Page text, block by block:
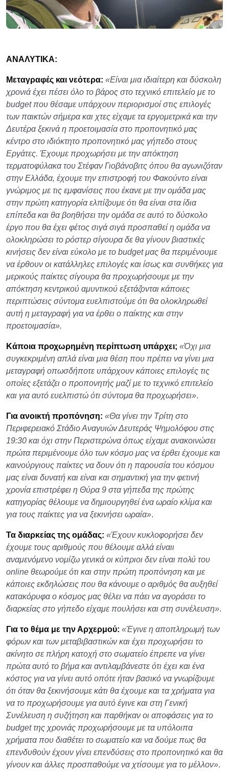
ΑΝΑΛΥΤΙΚΑ:
Μεταγραφές και νεότερα: «Είναι μια ιδιαίτερη και δύσκολη
χρονιά έχει πέσει όλο το βάρος στο τεχνικό επιτελείο με το
budget που θέσαμε υπάρχουν περιορισμοί στις επιλογές
των παικτών σήμερα και χτες είχαμε τα εργομετρικά και την
Δευτέρα ξεκινά η προετοιμασία στο προπονητικό μας
κέντρο στο ιδιόκτητο προπονητικό μας γήπεδο στους
Εργάτες. Έχουμε προχωρήσει με την απόκτηση
τερματοφύλακα του Στέφαν Γιοβάνοβιτς όπου θα αγωνιζόταν
στην Ελλάδα, έχουμε την επιστροφή του Φακούντο είναι
γνώριμος με τις εμφανίσεις που έκανε με την ομάδα μας
στην πρώτη κατηγορία ελπίζουμε ότι θα είναι στα ίδια
επίπεδα και θα βοηθήσει την ομάδα σε αυτό το δύσκολο
έργο που θα έχει φέτος σιγά σιγά προσπαθεί η ομάδα να
ολοκληρώσει το ρόστερ σίγουρα δε θα γίνουν βιαστικές
κινήσεις δεν είναι εύκολο με το budget μας θα περιμένουμε
να έρθουν οι κατάλληλες επιλογές και ίσως και συνθήκες για
μερικούς παίκτες σίγουρα θα προχωρήσουμε με την
απόκτηση κεντρικού αμυντικού εξετάζονται κάποιες
περιπτώσεις σύντομα ευελπιστούμε ότι θα ολοκληρωθεί
αυτή η μεταγραφή για να έρθει ο παίκτης και στην
προετοιμασία».
Κάποια προχωρημένη περίπτωση υπάρχει; «Όχι μια
συγκεκριμένη απλά είναι μια θέση που πρέπει να γίνει μια
μεταγραφή οπωσδήποτε υπάρχουν κάποιες επιλογές τις
οποίες εξετάζει ο προπονητής μαζί με το τεχνικό επιτελείο
και για αυτό ευελπιστώ ότι σύντομα θα προχωρήσει».
Για ανοικτή προπόνηση: «Θα γίνει την Τρίτη στο
Περιφερειακό Στάδιο Αναγυιών Δευτεράς Ψημολόφου στις
19:30 και όχι στην Περιστερώνα όπως είχαμε ανακοινώσει
πρώτα περιμένουμε όλο των κόσμο μας να έρθει έχουμε και
καινούργιους παίκτες να δουν ότι η παρουσία του κόσμου
μας είναι δυνατή και είναι και σημαντική για την φετινή
χρονία επιστρέφει η Θύρα 9 στα γήπεδα της πρώτης
κατηγορίας θέλουμε να δημιουργηθεί ένα ωραίο κλίμα και
για τους παίκτες για να ξεκινήσει ωραία».
Τα διαρκείας της ομάδας: «Έχουν κυκλοφορήσει δεν
έχουμε τους αριθμούς που θέλουμε αλλά είναιι
αναμενόμενο νομίζω γενικά οι κύπριοι δεν είναι πολύ του
online θεωρούμε ότι και στην πρώτη προπόνηση και με
κάποιες εκδηλώσεις που θα κάνουμε ο αριθμός θα αυξηθεί
κατακόρυφα ο κόσμος μας θέλει να πάει να αγοράσει το
διαρκείας στο γήπεδο είχαμε πουλήσει και στη συνέλευση».
Για το θέμα με την Αρχερμού: «Έγινε η αποπληρωμή των
φόρων και των μεταβιβαστικών και έχει προχωρήσει το
ακίνητο σε πλήρη κατοχή στο σωματείο έπρεπε να γίνει
πρώτα αυτό το βήμα και αντιλαμβάνεστε ότι έχει και ένα
κόστος για να γίνει αυτό οπότε ήταν βασικό να γνωρίζουμε
ότι όταν θα ξεκινήσουμε κάτι θα έχουμε και τα χρήματα για
να το προχωρήσουμε για αυτό έγινε και στη Γενική
Συνέλευση η συζήτηση και παρθήκαν οι αποφάσεις για το
budget της χρονιάς προχωρήσουμε με τα υπόλοιπα
χρήματα που διαθέτει το σωματείο και να δούμε πως θα
επενδυθούν έχουν γίνει επενδύσεις στο προπονητικό και θα
γίνουν και άλλες προσπαθούμε να χτίσουμε για το μέλλον».